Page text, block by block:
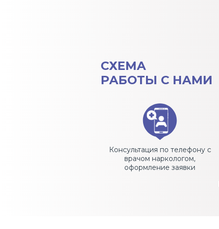
СХЕМА
РАБОТЫ С НАМИ
Консультация по телефону с
врачом наркологом,
оформление заявки